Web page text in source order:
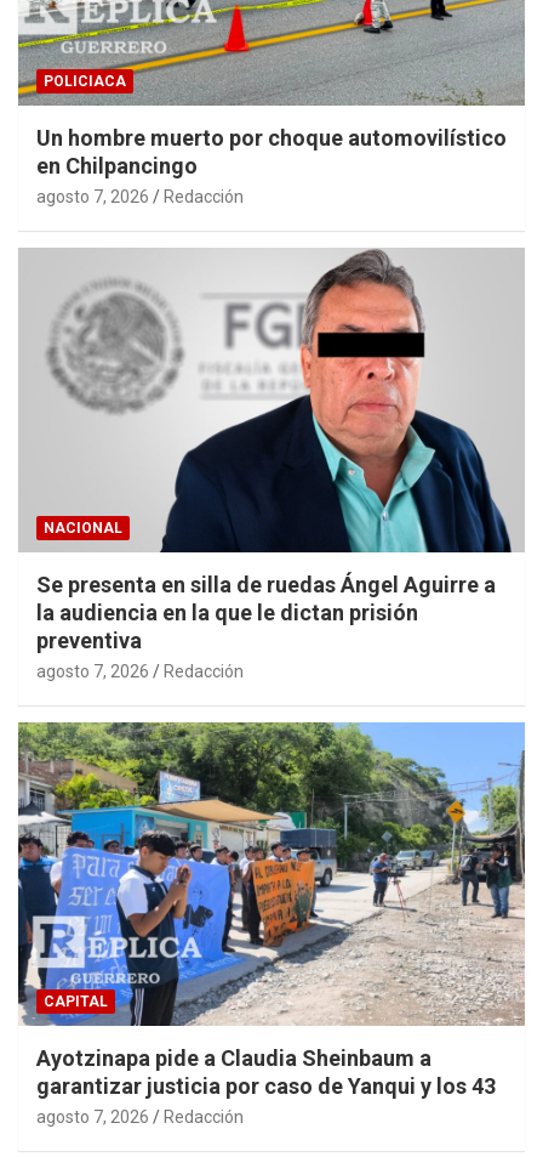
POLICIACA
Un hombre muerto por choque automovilístico
en Chilpancingo
agosto 7, 2026 Redacción
NACIONAL
Se presenta en silla de ruedas Ángel Aguirre a
la audiencia en la que le dictan prisión
preventiva
agosto 7, 2026 Redacción
CAPITAL
Ayotzinapa pide a Claudia Sheinbaum a
garantizar justicia por caso de Yanqui y los 43
agosto 7, 2026 Redacción